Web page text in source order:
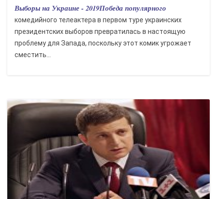
Выборы на Украине - 2019Победа популярного
комедийного телеактера в первом туре украинских
президентских выборов превратилась в настоящую
проблему для Запада, поскольку этот комик угрожает
сместить...